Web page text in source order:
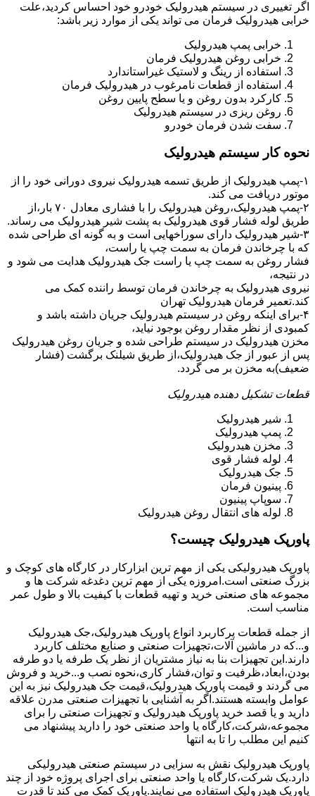
اگر تغییری در سیستم هیدرولیک خودرو خود احساس کردید،علت
خرابی هیدرولیک فرمان می تواند یکی از موارد زیر باشد:
خرابی پمپ هیدرولیک
خرابی روغن هیدرولیک فرمان
استفاده از رینگ و لاستیک غیراستاندارد
استفاده از قطعات نامرغوب در هیدرولیک فرمان
کارکرد بدون روغن و یا سطح پایین روغن
روغن ریزی در سیستم هیدرولیک
سفت شدن فرمان خودرو
نحوه کار سیستم هیدرولیک
۱-پمپ هیدرولیک از طریق تسمه هیدرولیک نیروی دورانی خود را از
موتور دریافت می کند.
۲-پمپ هیدرولیک،روغن هیدرولیک را با فشاری معادل ۷۰ بار،از
طریق لوله فشار قوی هیدرولیک به پشت شیر هیدرولیک می رساند.
۳-شیر هیدرولیک دارای سوراخهایی است و به گونه ای طراحی شده
که با چرخاندن فرمان به سمت چپ یا راست،
فشار روغن به سمت چپ یا راست جک هیدرولیک هدایت می شود و
در نتیجه،
نیروی هیدرولیک به چرخاندن فرمان توسط راننده کمک می
کند.تعمیر فرمان هیدرولیک تهران
۴-برای اینکه روغن در سیستم هیدرولیک جریان داشته باشد و
کمبودی از نظر مقدار روغن بوجود نیاید،
مخزن هیدرولیک در سیستم طراحی شده و جریان روغن هیدرولیک
پس از عبور از جک هیدرولیک،از طریق شیلنک برگشت (فشار
ضعیف)به مخزن بر می گردد.
قطعات تشکیل دهنده هیدرولیک
شیر هیدرولیک
پمپ هیدرولیک
مخزن هیدرولیک
لوله فشار قوی
جک هیدرولیک
پینیون فرمان
سوپاپ پینیون
لوله های انتقال روغن هیدرولیک
پاورپک هیدرولیک چیست؟
پاورپک هیدرولیکی یکی از مهم ترین ابزارکار در کارگاه های کوچک و
بزرگ صنعتی است.امروزه یکی از مهم ترین دغدغه شرکت ها و
مجموعه های صنعتی خرید و تهیه قطعات با کیفیت بالا و طول عمر
مناسب است.
از جمله قطعات پرکاربرد انواع پاورپک هیدرولیک،جک هیدرولیک
و...که در ماشین آلات،تجهیزات صنعتی و صنایع مختلف کاربرد
دارند.این تجهیزات بنا به نیاز مشتریان از نظر یک طرفه یا دو طرفه
بودن،ابعاد،ظرفیت و توان،فشار کاری،نحوه نصب و...خرید و فروش
می گردند و قیمت پاورپک هیدرولیک،قیمت جک هیدرولیک نیز به این
عوامل وابسته هستند.اگر به آشنایی با تجهیزات صنعتی مدرن علاقه
دارید و یا قصد خرید پاورپک هیدرولیک و تجهیزات صنعتی را برای
مجموعه،شرکت،کارگاه یا واحد صنعتی خود را دارید پیشنهاد می
کنیم این مطلب را تا به انتها
پاورپک هیدرولیک نقش به سزایی در سیستم صنعتی هیدرولیکی
دارد.یک شرکت،کارگاه یا واحد صنعتی برای اجرای پروژه خود از چند
پاورپک هیدرولیک استفاده می نمایند.پاورپک کمک می کند تا قدرت